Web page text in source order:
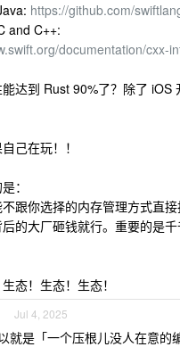
https://github.com/
and C++:
documentation/cxx-
达到 Rust 90%了？除了 iOS
己在玩！！
：
跟你选择的内存管理方式直
的大厂砸钱就行。重要的是
态！生态！生态！
Jul 4, 2025
就是「一个压根儿没人在意的